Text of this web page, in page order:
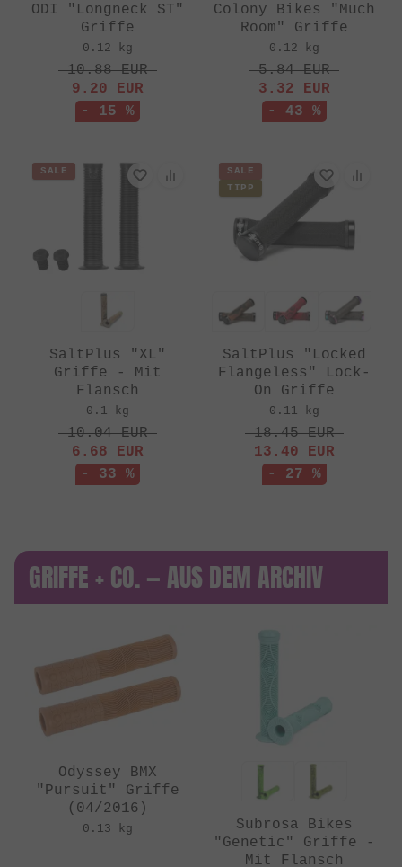
ODI "Longneck ST"
Griffe
0.12 kg
10.88EUR
9.20 EUR
- 15 %
Colony Bikes "Much
Room" Griffe
0.12 kg
5.84EUR
3.32 EUR
- 43 %
SALE
SaltPlus "XL"
Griffe - Mit
Flansch
0.1 kg
10.04EUR
6.68 EUR
- 33 %
SALE
TIPP
SaltPlus "Locked
Flangeless" Lock-
On Griffe
0.11 kg
18.45EUR
13.40 EUR
- 27 %
GRIFFE + CO. — AUS DEM ARCHIV
Odyssey BMX
"Pursuit" Griffe
(04/2016)
0.13 kg
Subrosa Bikes
"Genetic" Griffe -
Mit Flansch